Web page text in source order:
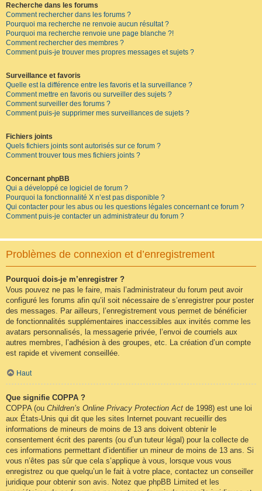
Recherche dans les forums
Comment rechercher dans les forums ?
Pourquoi ma recherche ne renvoie aucun résultat ?
Pourquoi ma recherche renvoie une page blanche ?!
Comment rechercher des membres ?
Comment puis-je trouver mes propres messages et sujets ?
Surveillance et favoris
Quelle est la différence entre les favoris et la surveillance ?
Comment mettre en favoris ou surveiller des sujets ?
Comment surveiller des forums ?
Comment puis-je supprimer mes surveillances de sujets ?
Fichiers joints
Quels fichiers joints sont autorisés sur ce forum ?
Comment trouver tous mes fichiers joints ?
Concernant phpBB
Qui a développé ce logiciel de forum ?
Pourquoi la fonctionnalité X n’est pas disponible ?
Qui contacter pour les abus ou les questions légales concernant ce forum ?
Comment puis-je contacter un administrateur du forum ?
Problèmes de connexion et d’enregistrement
Pourquoi dois-je m’enregistrer ?
Vous pouvez ne pas le faire, mais l’administrateur du forum peut avoir
configuré les forums afin qu’il soit nécessaire de s’enregistrer pour poster
des messages. Par ailleurs, l’enregistrement vous permet de bénéficier
de fonctionnalités supplémentaires inaccessibles aux invités comme les
avatars personnalisés, la messagerie privée, l’envoi de courriels aux
autres membres, l’adhésion à des groupes, etc. La création d’un compte
est rapide et vivement conseillée.
Haut
Que signifie COPPA ?
COPPA (ou Children’s Online Privacy Protection Act de 1998) est une loi
aux États-Unis qui dit que les sites Internet pouvant recueillir des
informations de mineurs de moins de 13 ans doivent obtenir le
consentement écrit des parents (ou d’un tuteur légal) pour la collecte de
ces informations permettant d’identifier un mineur de moins de 13 ans. Si
vous n’êtes pas sûr que cela s’applique à vous, lorsque vous vous
enregistrez ou que quelqu’un le fait à votre place, contactez un conseiller
juridique pour obtenir son avis. Notez que phpBB Limited et les